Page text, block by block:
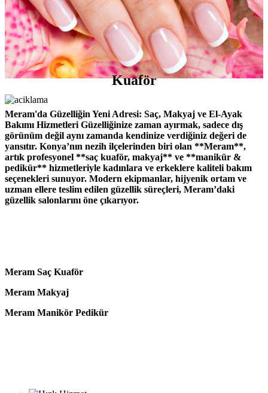
Kuaför
Meram'da Güzelliğin Yeni Adresi: Saç, Makyaj ve El-Ayak
Bakımı Hizmetleri Güzelliğinize zaman ayırmak, sadece dış
görünüm değil aynı zamanda kendinize verdiğiniz değeri de
yansıtır. Konya’nın nezih ilçelerinden biri olan **Meram**,
artık profesyonel **saç kuaför, makyaj** ve **manikür &
pedikür** hizmetleriyle kadınlara ve erkeklere kaliteli bakım
seçenekleri sunuyor. Modern ekipmanlar, hijyenik ortam ve
uzman ellere teslim edilen güzellik süreçleri, Meram’daki
güzellik salonlarını öne çıkarıyor.
Meram Saç Kuaför
Meram Makyaj
Meram Manikör Pedikür